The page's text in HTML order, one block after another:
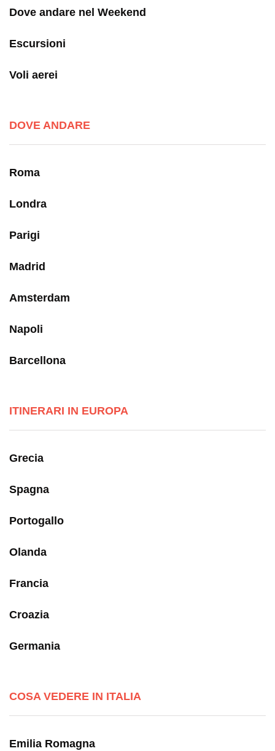
Dove andare nel Weekend
Escursioni
Voli aerei
DOVE ANDARE
Roma
Londra
Parigi
Madrid
Amsterdam
Napoli
Barcellona
ITINERARI IN EUROPA
Grecia
Spagna
Portogallo
Olanda
Francia
Croazia
Germania
COSA VEDERE IN ITALIA
Emilia Romagna